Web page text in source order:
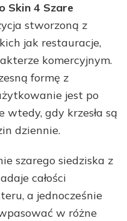
Skin 4 Szare
stworzoną z
jak restauracje,
komercyjnym.
formę z
jest po
gdy krzesła są
dziennie.
szarego siedziska z
całości
a jednocześnie
w różne